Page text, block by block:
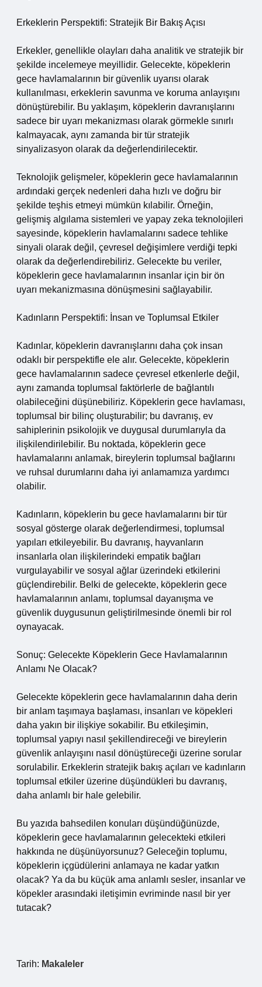
Erkeklerin Perspektifi: Stratejik Bir Bakış Açısı
Erkekler, genellikle olayları daha analitik ve stratejik bir
şekilde incelemeye meyillidir. Gelecekte, köpeklerin
gece havlamalarının bir güvenlik uyarısı olarak
kullanılması, erkeklerin savunma ve koruma anlayışını
dönüştürebilir. Bu yaklaşım, köpeklerin davranışlarını
sadece bir uyarı mekanizması olarak görmekle sınırlı
kalmayacak, aynı zamanda bir tür stratejik
sinyalizasyon olarak da değerlendirilecektir.
Teknolojik gelişmeler, köpeklerin gece havlamalarının
ardındaki gerçek nedenleri daha hızlı ve doğru bir
şekilde teşhis etmeyi mümkün kılabilir. Örneğin,
gelişmiş algılama sistemleri ve yapay zeka teknolojileri
sayesinde, köpeklerin havlamalarını sadece tehlike
sinyali olarak değil, çevresel değişimlere verdiği tepki
olarak da değerlendirebiliriz. Gelecekte bu veriler,
köpeklerin gece havlamalarının insanlar için bir ön
uyarı mekanizmasına dönüşmesini sağlayabilir.
Kadınların Perspektifi: İnsan ve Toplumsal Etkiler
Kadınlar, köpeklerin davranışlarını daha çok insan
odaklı bir perspektifle ele alır. Gelecekte, köpeklerin
gece havlamalarının sadece çevresel etkenlerle değil,
aynı zamanda toplumsal faktörlerle de bağlantılı
olabileceğini düşünebiliriz. Köpeklerin gece havlaması,
toplumsal bir bilinç oluşturabilir; bu davranış, ev
sahiplerinin psikolojik ve duygusal durumlarıyla da
ilişkilendirilebilir. Bu noktada, köpeklerin gece
havlamalarını anlamak, bireylerin toplumsal bağlarını
ve ruhsal durumlarını daha iyi anlamamıza yardımcı
olabilir.
Kadınların, köpeklerin bu gece havlamalarını bir tür
sosyal gösterge olarak değerlendirmesi, toplumsal
yapıları etkileyebilir. Bu davranış, hayvanların
insanlarla olan ilişkilerindeki empatik bağları
vurgulayabilir ve sosyal ağlar üzerindeki etkilerini
güçlendirebilir. Belki de gelecekte, köpeklerin gece
havlamalarının anlamı, toplumsal dayanışma ve
güvenlik duygusunun geliştirilmesinde önemli bir rol
oynayacak.
Sonuç: Gelecekte Köpeklerin Gece Havlamalarının
Anlamı Ne Olacak?
Gelecekte köpeklerin gece havlamalarının daha derin
bir anlam taşımaya başlaması, insanları ve köpekleri
daha yakın bir ilişkiye sokabilir. Bu etkileşimin,
toplumsal yapıyı nasıl şekillendireceği ve bireylerin
güvenlik anlayışını nasıl dönüştüreceği üzerine sorular
sorulabilir. Erkeklerin stratejik bakış açıları ve kadınların
toplumsal etkiler üzerine düşündükleri bu davranış,
daha anlamlı bir hale gelebilir.
Bu yazıda bahsedilen konuları düşündüğünüzde,
köpeklerin gece havlamalarının gelecekteki etkileri
hakkında ne düşünüyorsunuz? Geleceğin toplumu,
köpeklerin içgüdülerini anlamaya ne kadar yatkın
olacak? Ya da bu küçük ama anlamlı sesler, insanlar ve
köpekler arasındaki iletişimin evriminde nasıl bir yer
tutacak?
Tarih: Makaleler